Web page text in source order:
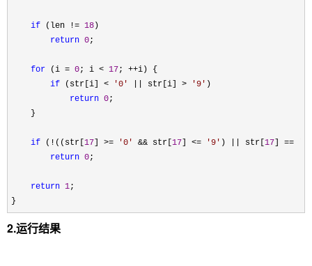
if (len != 18 )
return 0;
for (i = 0; i < 17; ++i) {
if (str[i] < '0 ' || str[i] > '9 ' )
return 0;
    }
if (!((str[ 17 ] >= '0 ' && str[ 17 ] <= '9 ' ) || str[ 17 ] ==
return 0;
return 1;
}
2.运行结果